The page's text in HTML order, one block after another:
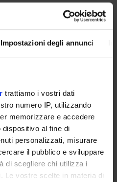
Impostazioni degli annunci
trattiamo i vostri dati
numero IP, utilizzando
memorizzare e accedere
al fine di
personalizzati, misurare
il pubblico e sviluppare
di scegliere chi utilizza i
Le vostre scelte in materia di
relativo
con laboratorio.
SUPERIORE